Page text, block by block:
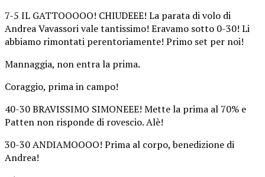
7-5 IL GATTOOOOO! CHIUDEEE! La parata di volo di
Andrea Vavassori vale tantissimo! Eravamo sotto 0-30! Li
abbiamo rimontati perentoriamente! Primo set per noi!
Mannaggia, non entra la prima.
Coraggio, prima in campo!
40-30 BRAVISSIMO SIMONEEE! Mette la prima al 70% e
Patten non risponde di rovescio. Alè!
30-30 ANDIAMOOOO! Prima al corpo, benedizione di
Andrea!